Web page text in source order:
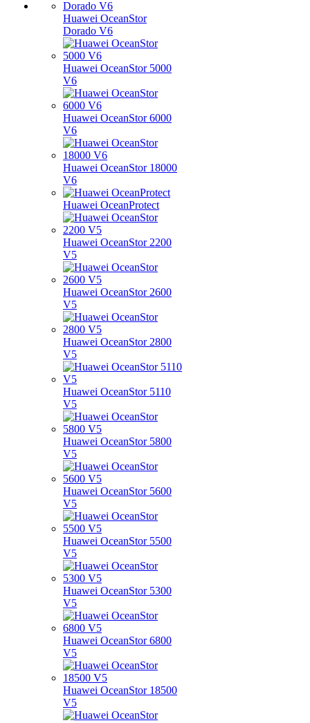
Huawei OceanStor
Dorado V6
Huawei OceanStor 5000
V6
Huawei OceanStor 6000
V6
Huawei OceanStor 18000
V6
Huawei OceanProtect
Huawei OceanStor 2200
V5
Huawei OceanStor 2600
V5
Huawei OceanStor 2800
V5
Huawei OceanStor 5110
V5
Huawei OceanStor 5800
V5
Huawei OceanStor 5600
V5
Huawei OceanStor 5500
V5
Huawei OceanStor 5300
V5
Huawei OceanStor 6800
V5
Huawei OceanStor 18500
V5